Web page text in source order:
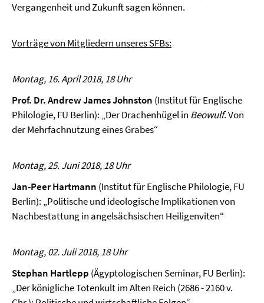
Vergangenheit und Zukunft sagen können.
Vorträge von Mitgliedern unseres SFBs:
Montag, 16. April 2018, 18 Uhr
Prof. Dr. Andrew James Johnston (Institut für Englische
Philologie, FU Berlin): „Der Drachenhügel in Beowulf. Von
der Mehrfachnutzung eines Grabes“
Montag, 25. Juni 2018, 18 Uhr
Jan-Peer Hartmann (Institut für Englische Philologie, FU
Berlin): „Politische und ideologische Implikationen von
Nachbestattung in angelsächsischen Heiligenviten“
Montag, 02. Juli 2018, 18 Uhr
Stephan Hartlepp (Ägyptologischen Seminar, FU Berlin):
„Der königliche Totenkult im Alten Reich (2686 - 2160 v.